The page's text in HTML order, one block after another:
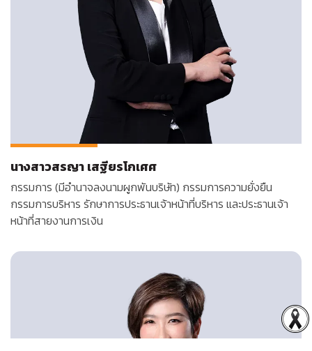
นางสาวสรญา เสฐียรโกเศศ
กรรมการ (มีอำนาจลงนามผูกพันบริษัท) กรรมการความยั่งยืน
กรรมการบริหาร รักษาการประธานเจ้าหน้าที่บริหาร และประธานเจ้า
หน้าที่สายงานการเงิน